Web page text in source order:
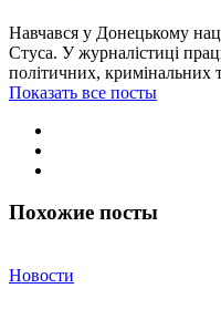
Навчався у Донецькому
Стуса. У журналістиці
політичних, кримінальних
Показать все посты
Похожие посты
Новости